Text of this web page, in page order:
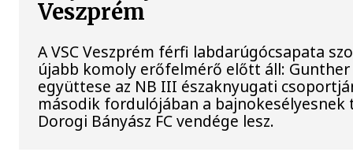
Veszprém
A VSC Veszprém férfi labdarúgócsapata
újabb komoly erőfelmérő előtt áll:
együttese az NB III északnyugati
második fordulójában a
Dorogi Bányász FC vendége lesz.